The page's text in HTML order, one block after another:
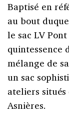
Baptisé en
au bout
le sac LV
quintessence
mélange de
un sac
ateliers
Asnières.